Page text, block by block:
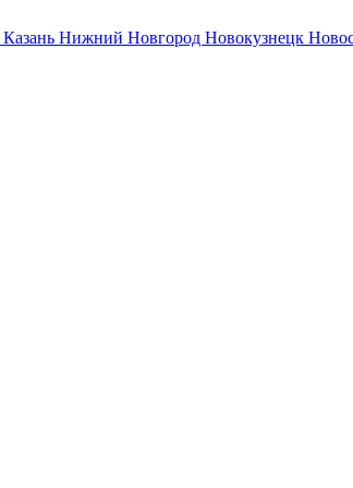
Казань Нижний Новгород Новокузнецк